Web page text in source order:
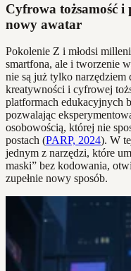
Cyfrowa tożsamość
nowy awatar
Pokolenie Z i młodsi
smartfona, ale i tworzenie
nie są już tylko narzędziem
kreatywności i cyfrowej
platformach edukacyjnych
pozwalając
osobowością, której nie
postach (PARP, 2024). W
jednym z narzędzi, które
maski” bez kodowania,
zupełnie nowy sposób.